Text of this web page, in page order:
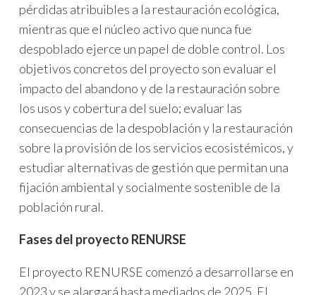
pérdidas atribuibles a la restauración ecológica,
mientras que el núcleo activo que nunca fue
despoblado ejerce un papel de doble control. Los
objetivos concretos del proyecto son evaluar el
impacto del abandono y de la restauración sobre
los usos y cobertura del suelo; evaluar las
consecuencias de la despoblación y la restauración
sobre la provisión de los servicios ecosistémicos, y
estudiar alternativas de gestión que permitan una
fijación ambiental y socialmente sostenible de la
población rural.
Fases del proyecto RENURSE
El proyecto RENURSE comenzó a desarrollarse en
2023 y se alargará hasta mediados de 2025. El